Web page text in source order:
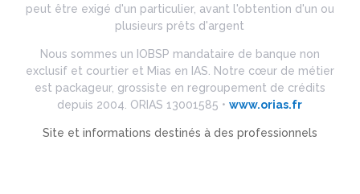
peut être exigé d'un particulier, avant l'obtention d'un ou
plusieurs prêts d'argent
Nous sommes un IOBSP mandataire de banque non
exclusif et courtier et Mias en IAS. Notre cœur de métier
est packageur, grossiste en regroupement de crédits
depuis 2004. ORIAS 13001585 •www.orias.fr
Site et informations destinés à des professionnels